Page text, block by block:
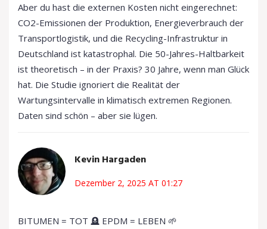
Aber du hast die externen Kosten nicht eingerechnet:
CO2-Emissionen der Produktion, Energieverbrauch der
Transportlogistik, und die Recycling-Infrastruktur in
Deutschland ist katastrophal. Die 50-Jahres-Haltbarkeit
ist theoretisch – in der Praxis? 30 Jahre, wenn man Glück
hat. Die Studie ignoriert die Realität der
Wartungsintervalle in klimatisch extremen Regionen.
Daten sind schön – aber sie lügen.
Kevin Hargaden
Dezember 2, 2025 AT 01:27
BITUMEN = TOT 🪦 EPDM = LEBEN 🌱